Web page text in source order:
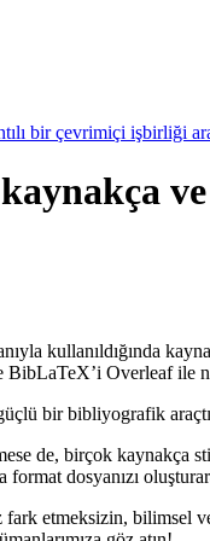
bir çevrimiçi işbirliği
kullanıldığında
BibLaTeX’i Overleaf ile
bir bibliyografik
de, birçok kaynakça
format dosyanızı
fark etmeksizin,